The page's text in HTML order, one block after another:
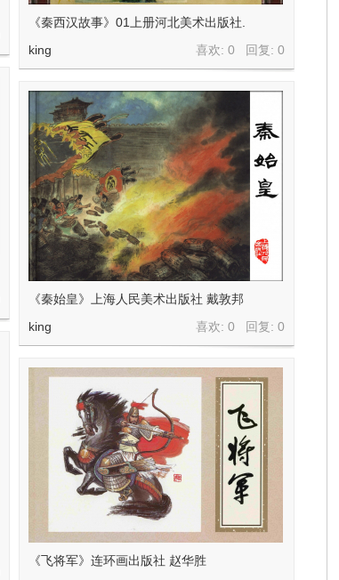
《秦西汉故事》01上册河北美术出版社.
喜欢: 0 回复:0
king
《秦始皇》上海人民美术出版社 戴敦邦
喜欢: 0 回复:0
king
《飞将军》连环画出版社 赵华胜